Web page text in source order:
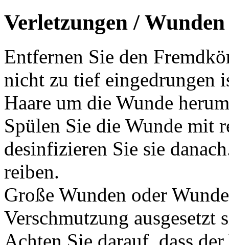
Verletzungen / Wunden
Entfernen Sie den
nicht zu tief eingedrungen
Haare um die Wunde
Spülen Sie die Wunde mit
desinfizieren Sie sie
reiben.
Große Wunden oder
Verschmutzung